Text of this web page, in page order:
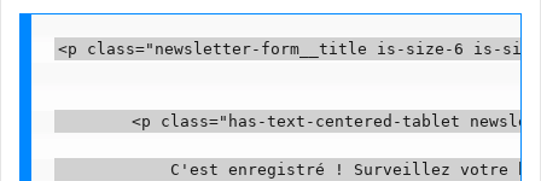
<p class="newsletter-form__title is-size-6 is-size-
<p class="has-text-centered-tablet
C'est enregistré ! Surveillez votre